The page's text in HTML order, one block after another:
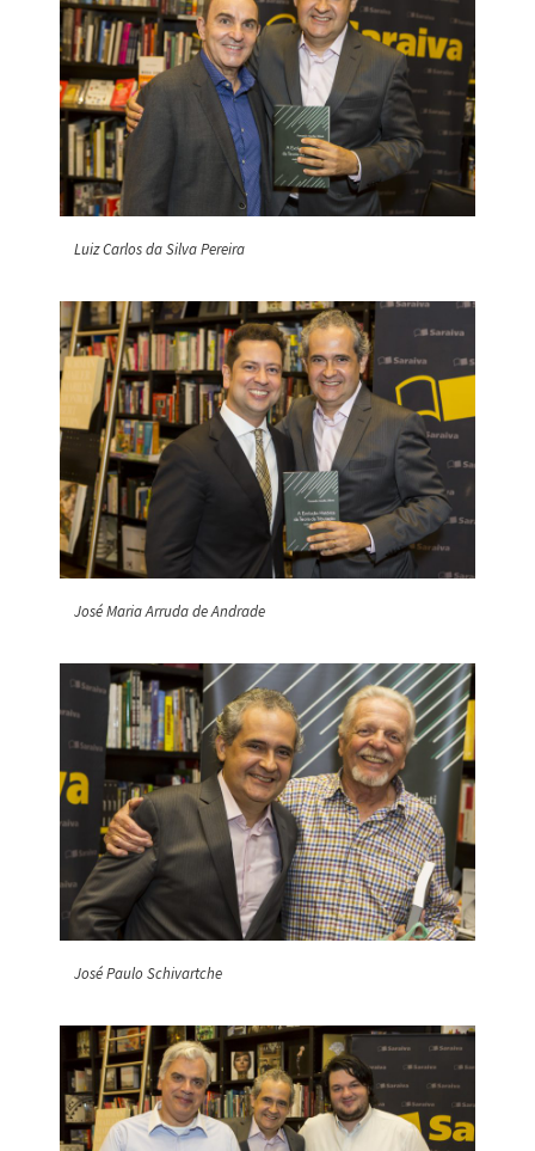
Luiz Carlos da Silva Pereira
José Maria Arruda de Andrade
José Paulo Schivartche